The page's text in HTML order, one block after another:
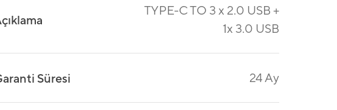
TYPE-C TO 3 x 2.0 USB +
1x 3.0 USB
Süresi 24 Ay